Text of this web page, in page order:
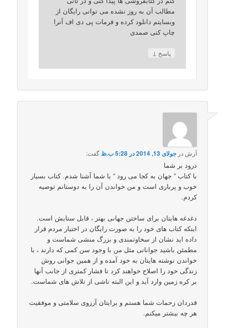
مطالب آن به روز نشده می توانی رایگان از
وبسایتم دانلود کرده و فرمات پی دی اف آنرا
چاپ کنی صمدی
پاسخ ↓
آرش درجولای 13, 2014 در 5:28 ب.ظ گفت:
درود بر شما
با کتاب ” جهان به کجا می رود ” با شما آشنا شدم. کتاب بسیار
خوب و پرباری است و من خواندن آن را به دوستانم توصیه
کردم.
دغدغه هایتان برای ساختن جهانی بهتر ، قابل ستایش است.
اینکه کتاب های خود را به صورت رایگان در اختیار مردم قرار
داده اید نشان از سخاوتمندی و بزرگ منشی شماست و
مطمئن باشید جوانانی مثل من با وجود سن کمی که دارند ، با
خواندن نوشته هایتان به خود آمده و از همین جوانی روش
زندگی خود را اصلاح خواهند کرد تا فشار کمتری از جانب آنها
بر کره زمین وارد آید و این البته ناشی از تلاش های شماست.
قدردان زحمات شما هستم و برایتان آرزوی سلامتی و موفقیت
هر چه بیشتر میکنم.